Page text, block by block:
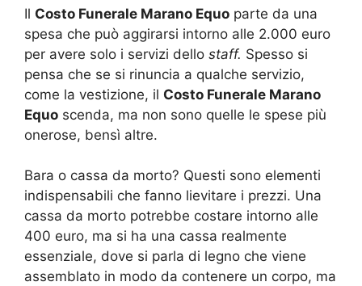
Il Costo Funerale Marano Equo parte da una
spesa che può aggirarsi intorno alle 2.000 euro
per avere solo i servizi dello staff. Spesso si
pensa che se si rinuncia a qualche servizio,
come la vestizione, il Costo Funerale Marano
Equo scenda, ma non sono quelle le spese più
onerose, bensì altre.
Bara o cassa da morto? Questi sono elementi
indispensabili che fanno lievitare i prezzi. Una
cassa da morto potrebbe costare intorno alle
400 euro, ma si ha una cassa realmente
essenziale, dove si parla di legno che viene
assemblato in modo da contenere un corpo, ma